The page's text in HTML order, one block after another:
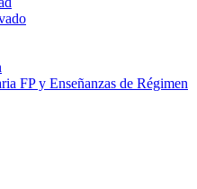
FP y Enseñanzas de Régimen